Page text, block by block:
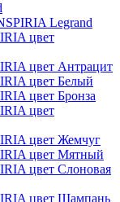
Legrand
цвет
цвет Антрацит
цвет Белый
цвет Бронза
цвет
цвет Жемчуг
цвет Мятный
цвет Слоновая
цвет Шампань